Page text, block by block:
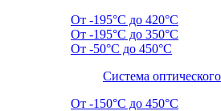
От -195°C до 420°C
От -195°C до 350°C
От -50°C до 450°C
Система
От -150°C до 450°C